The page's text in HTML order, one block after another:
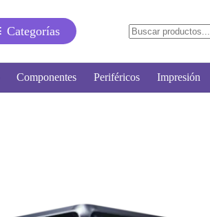
Categorías
Componentes Periféricos Impresión